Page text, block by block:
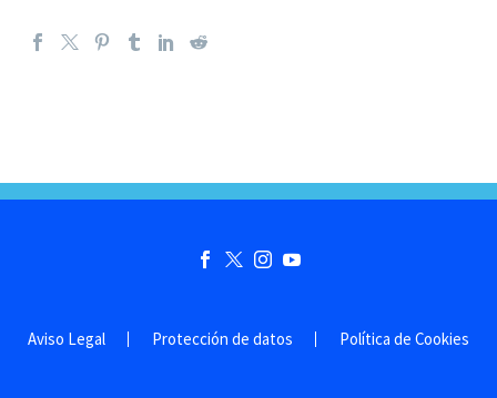
Aviso Legal Protección de datos Política de Cookies